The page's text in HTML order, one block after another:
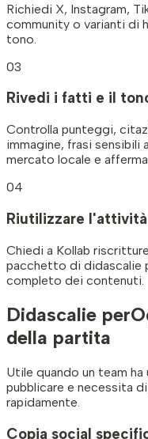
Richiedi X, Instagram,
community o varianti di
tono.
03
Rivedi i fatti e il
Controlla punteggi,
immagine, frasi sensibili
mercato locale e
04
Riutilizzare
Chiedi a Kollab
pacchetto di didascalie
completo dei contenuti.
Didascalie per
della partita
Utile quando un team
pubblicare e necessita
rapidamente.
Copia social